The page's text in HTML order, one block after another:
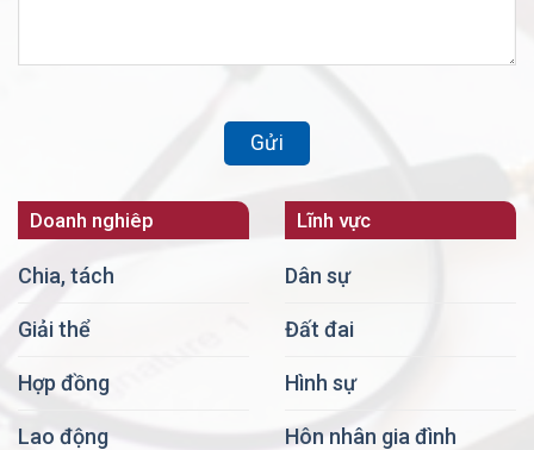
Doanh nghiêp
Chia, tách
Giải thể
Hợp đồng
Lao động
Lĩnh vực
Dân sự
Đất đai
Hình sự
Hôn nhân gia đình